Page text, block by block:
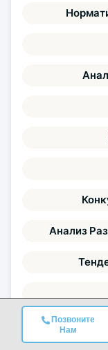
Позвоните
Нам
Анализ